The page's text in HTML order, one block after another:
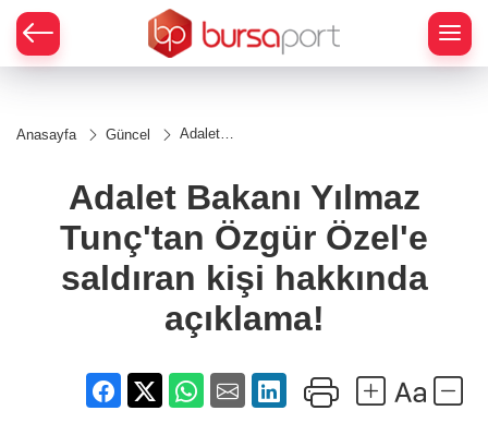
Anasayfa Güncel
Adalet
Tunç'tan
Özgür
saldıran
kişi
hakkında
açıklama!
Adalet Bakanı Yılmaz
Tunç'tan Özgür Özel'e
saldıran kişi hakkında
açıklama!